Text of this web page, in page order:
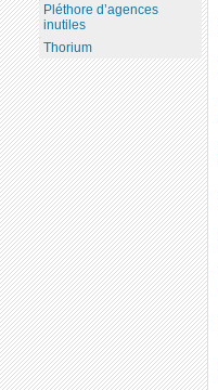
Pléthore d’agences
inutiles
Thorium